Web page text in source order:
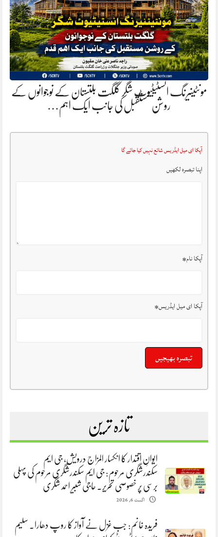
مونٹینیرنگ انسٹیٹیوٹ شگر گلگت بلتستان کے نوجوانوں کے
روشن مستقبل کی جانب ایک اہم…
آپکا ای میل ایڈریس شائع نہیں کیا جائے گا
اپنا تبصرہ لکھیں
آپکا نام*
آپکا ای میل ایڈریس*
تازہ ترین
ایوانِ اقتدار کا انکسار المزاج درویش، جی ایم
سکندرشگری مرحوم: جی ایم سکندرشگری مرحوم کی پہلی
برسی پر خصوصی تحریر. حاجی شبیر احمد شگری
اگست 6, 2026
فریدہ خانم: جب غزل نے آواز کا روپ دھارا. سلیم